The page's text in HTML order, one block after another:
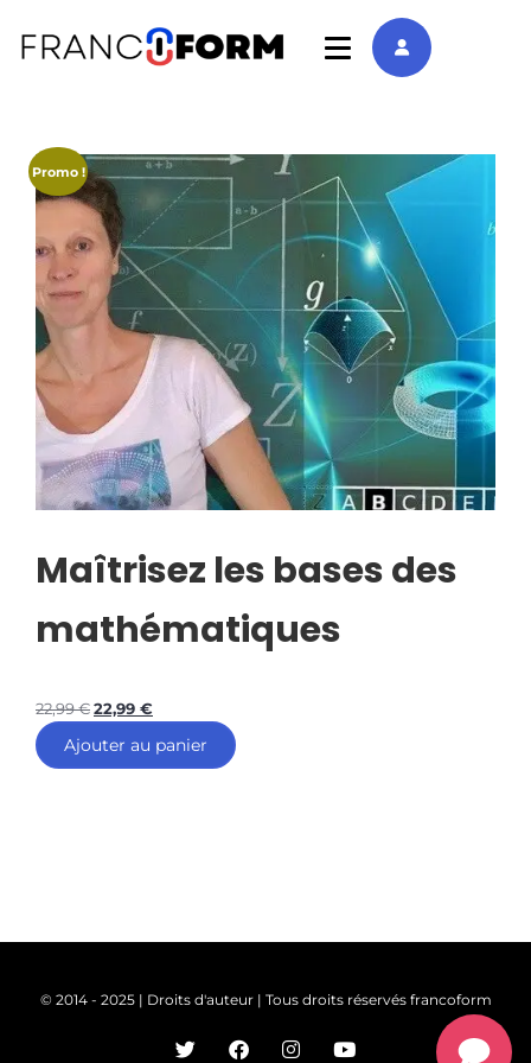
Promo !
Maîtrisez les bases des
mathématiques
22,99€22,99 €
Ajouter au panier
© 2014 - 2025 | Droits d'auteur | Tous droits réservés francoform